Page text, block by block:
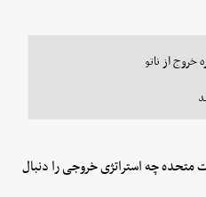
خروج از ناتو
متحده چه استراتژی خروجی را دنبال